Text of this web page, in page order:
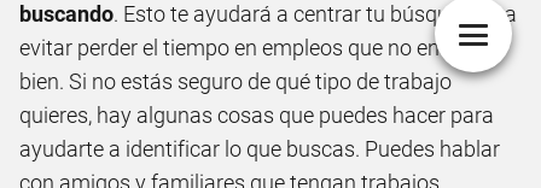
buscando. Esto te ayudará a centrar tu búsqueda y a
evitar perder el tiempo en empleos que no encajan
bien. Si no estás seguro de qué tipo de trabajo
quieres, hay algunas cosas que puedes hacer para
ayudarte a identificar lo que buscas. Puedes hablar
con amigos y familiares que tengan trabajos